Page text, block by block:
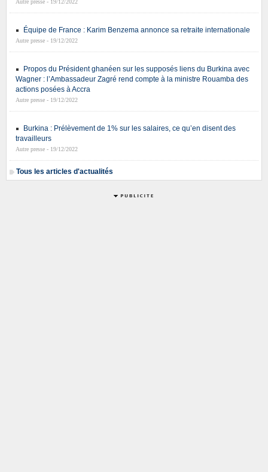
Autre presse - 19/12/2022
Équipe de France : Karim Benzema annonce sa retraite internationale
Autre presse - 19/12/2022
Propos du Président ghanéen sur les supposés liens du Burkina avec
Wagner : l’Ambassadeur Zagré rend compte à la ministre Rouamba des
actions posées à Accra
Autre presse - 19/12/2022
Burkina : Prélèvement de 1% sur les salaires, ce qu’en disent des
travailleurs
Autre presse - 19/12/2022
Tous les articles d'actualités